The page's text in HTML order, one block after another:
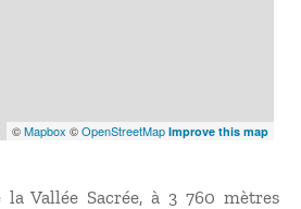
©Mapbox ©OpenStreetMap Improve this map
Vallée Sacrée, à 3 760 mètres